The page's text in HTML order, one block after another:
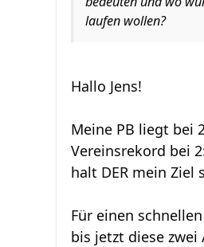
laufen wollen?
Hallo Jens!
Meine PB liegt bei
Vereinsrekord bei
halt DER mein Ziel
Für einen
bis jetzt diese zwei